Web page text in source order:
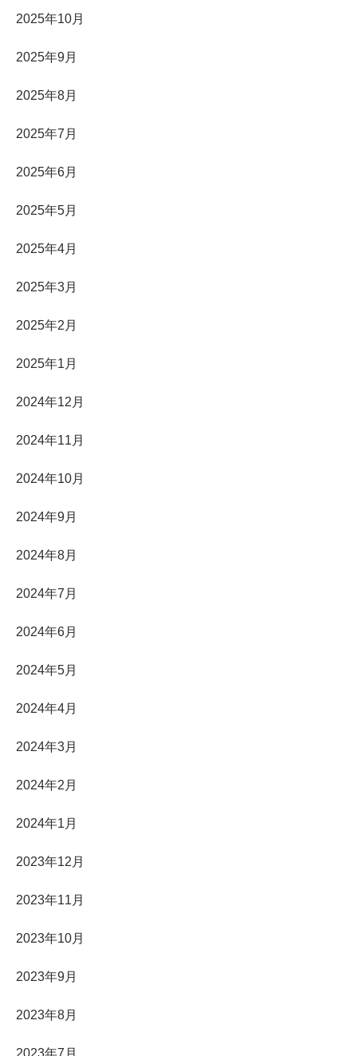
2025年10月
2025年9月
2025年8月
2025年7月
2025年6月
2025年5月
2025年4月
2025年3月
2025年2月
2025年1月
2024年12月
2024年11月
2024年10月
2024年9月
2024年8月
2024年7月
2024年6月
2024年5月
2024年4月
2024年3月
2024年2月
2024年1月
2023年12月
2023年11月
2023年10月
2023年9月
2023年8月